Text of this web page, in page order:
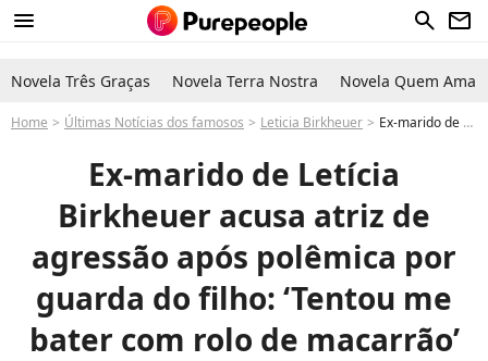
menu search newsletter
Novela Três Graças Novela Terra Nostra Novela Quem Ama
Home Últimas Notícias dos famosos Leticia Birkheuer Ex-marido de Letícia Birkheuer acusa atriz de agressão após polêmica por guarda do filho
Ex-marido de Letícia
Birkheuer acusa atriz de
agressão após polêmica por
guarda do filho: ‘Tentou me
bater com rolo de macarrão’